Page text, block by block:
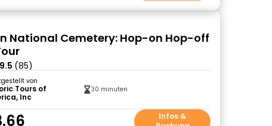
National Cemetery: Hop-on Hop-off
9.5 (85)
von
Tours of
Inc
30 minuten
Infos &